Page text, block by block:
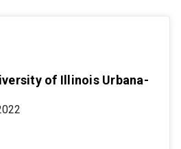
of Illinois Urbana-